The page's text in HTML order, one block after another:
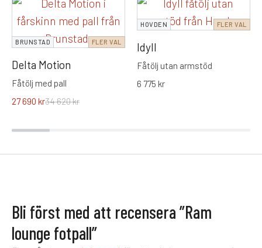
BRUNSTAD FLER VAL
Delta Motion
Fåtölj med pall
34 620kr
27 690 kr
HOVDEN FLER VAL
Idyll
Fåtölj utan armstöd
6 775 kr
Bli först med att recensera ”Ram
lounge fotpall”